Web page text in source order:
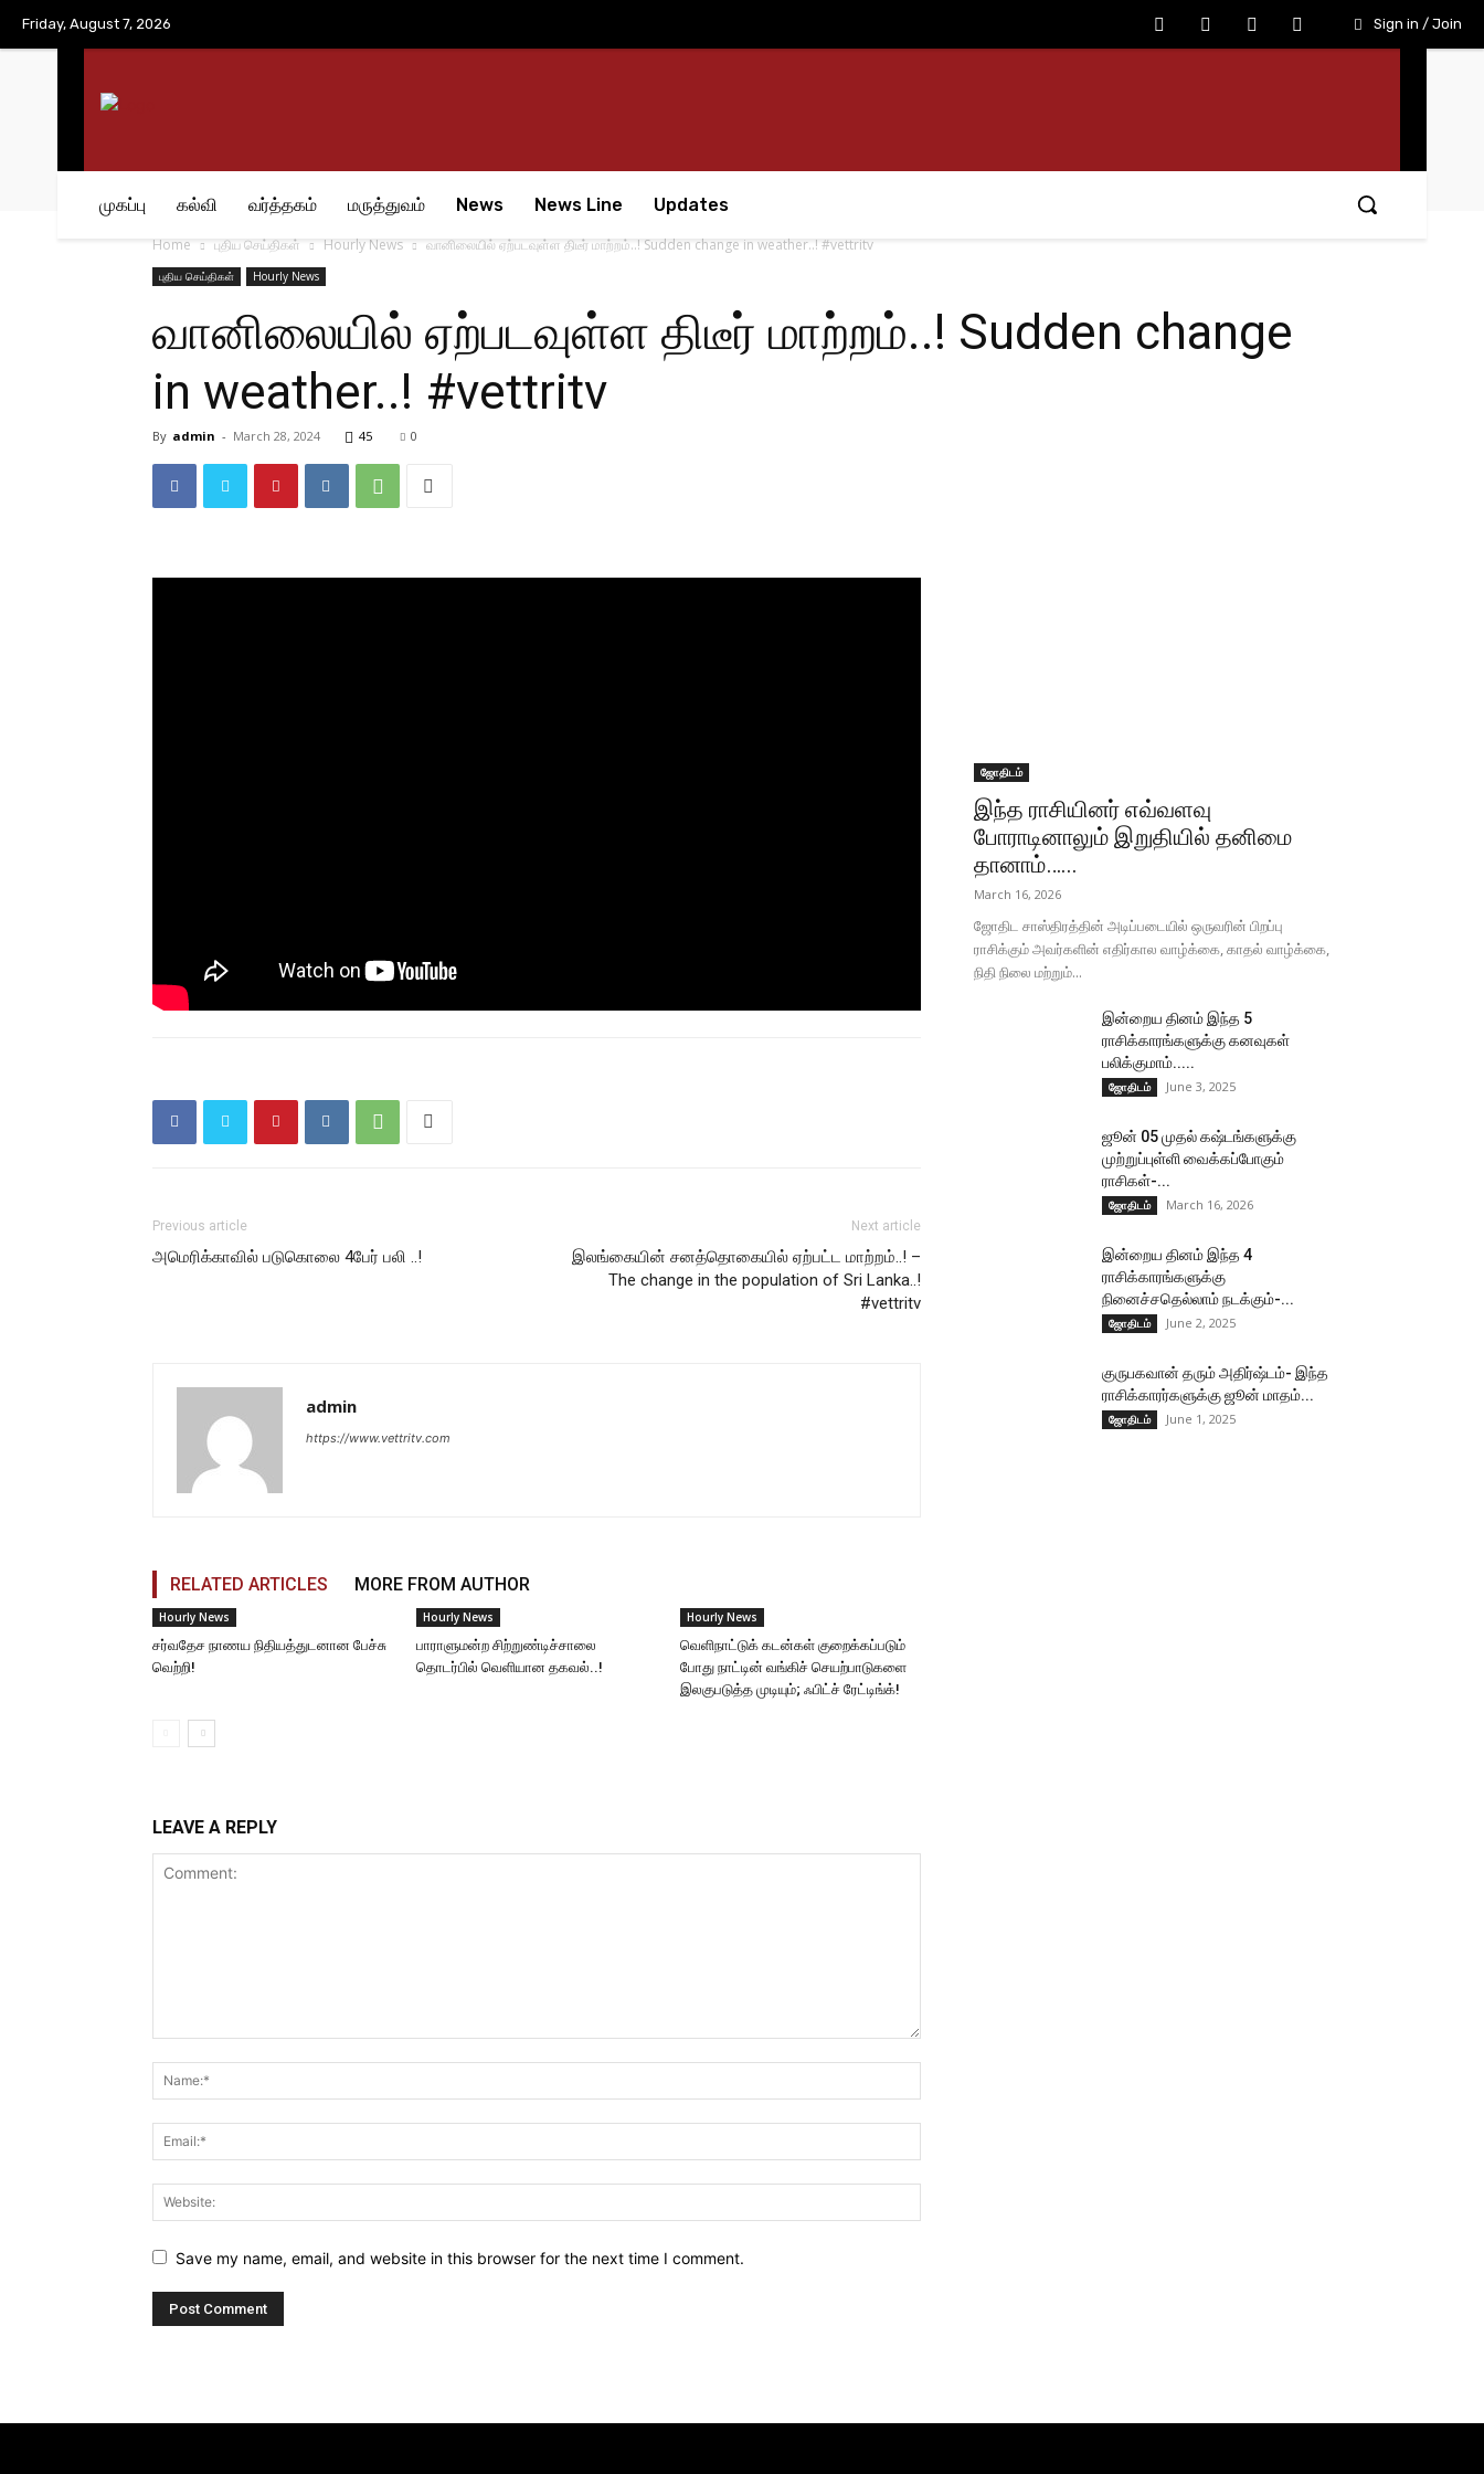
Friday, August 7, 2026 Sign in / Join
முகப்பு கல்வி வர்த்தகம் மருத்துவம் News News Line Updates
Home புதிய செய்திகள் Hourly News வானிலையில் ஏற்படவுள்ள திடீர் மாற்றம்..! Sudden change in weather..! #vettritv
புதிய செய்திகள் Hourly News
வானிலையில் ஏற்படவுள்ள திடீர் மாற்றம்..! Sudden change
in weather..! #vettritv
By admin - March 28, 2024 45 0
Previous article
அமெரிக்காவில் படுகொலை 4பேர் பலி ..!
Next article
இலங்கையின் சனத்தொகையில் ஏற்பட்ட மாற்றம்..! –
The change in the population of Sri Lanka..!
#vettritv
admin
https://www.vettritv.com
RELATED ARTICLES MORE FROM AUTHOR
Hourly News
சர்வதேச நாணய நிதியத்துடனான பேச்சு
வெற்றி!
Hourly News
பாராளுமன்ற சிற்றுண்டிச்சாலை
தொடர்பில் வெளியான தகவல்..!
Hourly News
வெளிநாட்டுக் கடன்கள் குறைக்கப்படும்
போது நாட்டின் வங்கிச் செயற்பாடுகளை
இலகுபடுத்த முடியும்; ஃபிட்ச் ரேட்டிங்க்!
LEAVE A REPLY
Save my name, email, and website in this browser for the next time I comment.
ஜோதிடம்
இந்த ராசியினர் எவ்வளவு
போராடினாலும் இறுதியில் தனிமை
தானாம்…...
March 16, 2026
ஜோதிட சாஸ்திரத்தின் அடிப்படையில் ஒருவரின் பிறப்பு
ராசிக்கும் அவர்களின் எதிர்கால வாழ்க்கை, காதல் வாழ்க்கை,
நிதி நிலை மற்றும்...
இன்றைய தினம் இந்த 5
ராசிக்காரங்களுக்கு கனவுகள்
பலிக்குமாம்.....
ஜோதிடம் June 3, 2025
ஜூன் 05 முதல் கஷ்டங்களுக்கு
முற்றுப்புள்ளி வைக்கப்போகும்
ராசிகள்-...
ஜோதிடம் March 16, 2026
இன்றைய தினம் இந்த 4
ராசிக்காரங்களுக்கு
நினைச்சதெல்லாம் நடக்கும்-...
ஜோதிடம் June 2, 2025
குருபகவான் தரும் அதிர்ஷ்டம்- இந்த
ராசிக்காரர்களுக்கு ஜூன் மாதம்...
ஜோதிடம் June 1, 2025